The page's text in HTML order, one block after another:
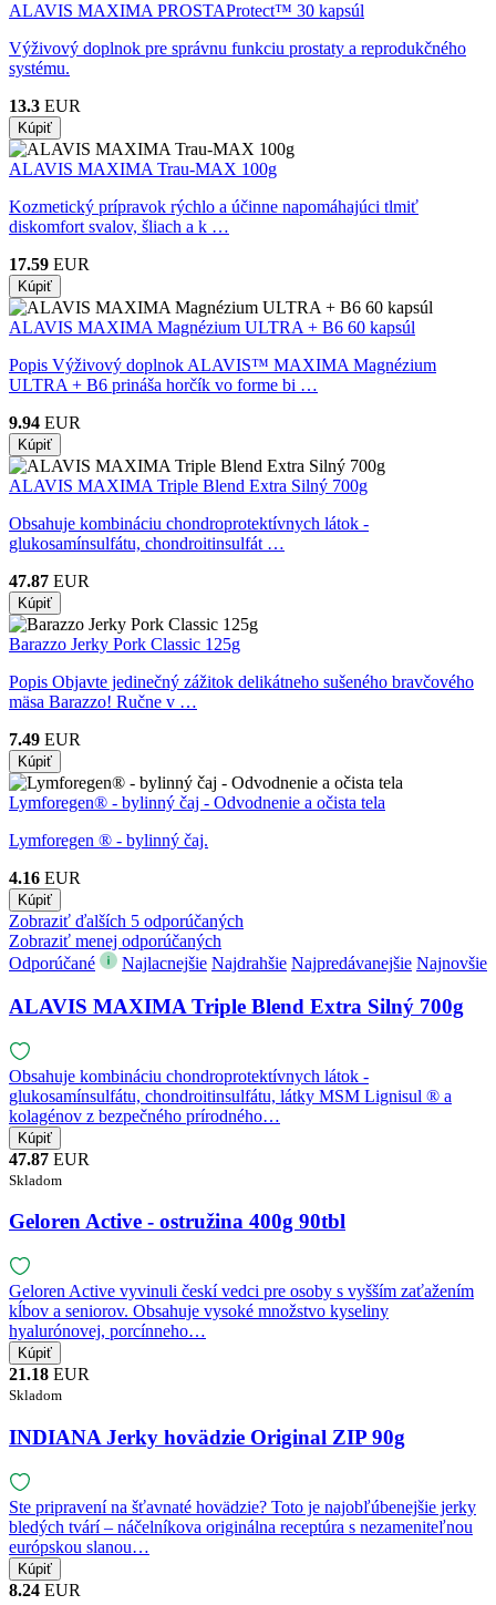
ALAVIS MAXIMA PROSTAProtect™ 30 kapsúl
Výživový doplnok pre správnu funkciu prostaty a reprodukčného
systému.
13.3 EUR
ALAVIS MAXIMA Trau-MAX 100g
Kozmetický prípravok rýchlo a účinne napomáhajúci tlmiť
diskomfort svalov, šliach a k …
17.59 EUR
ALAVIS MAXIMA Magnézium ULTRA + B6 60 kapsúl
Popis Výživový doplnok ALAVIS™ MAXIMA Magnézium
ULTRA + B6 prináša horčík vo forme bi …
9.94 EUR
ALAVIS MAXIMA Triple Blend Extra Silný 700g
Obsahuje kombináciu chondroprotektívnych látok -
glukosamínsulfátu, chondroitinsulfát …
47.87 EUR
Barazzo Jerky Pork Classic 125g
Popis Objavte jedinečný zážitok delikátneho sušeného bravčového
mäsa Barazzo! Ručne v …
7.49 EUR
Lymforegen® - bylinný čaj - Odvodnenie a očista tela
Lymforegen ® - bylinný čaj.
4.16 EUR
Zobraziť ďalších 5 odporúčaných
Zobraziť menej odporúčaných
Odporúčané
Najlacnejšie Najdrahšie Najpredávanejšie Najnovšie
ALAVIS MAXIMA Triple Blend Extra Silný 700g
Obsahuje kombináciu chondroprotektívnych látok -
glukosamínsulfátu, chondroitinsulfátu, látky MSM Lignisul ® a
kolagénov z bezpečného prírodného…
47.87 EUR
Skladom
Geloren Active - ostružina 400g 90tbl
Geloren Active vyvinuli českí vedci pre osoby s vyšším zaťažením
kĺbov a seniorov. Obsahuje vysoké množstvo kyseliny
hyalurónovej, porcínneho…
21.18 EUR
Skladom
INDIANA Jerky hovädzie Original ZIP 90g
Ste pripravení na šťavnaté hovädzie? Toto je najobľúbenejšie jerky
bledých tvárí – náčelníkova originálna receptúra s nezameniteľnou
európskou slanou…
8.24 EUR